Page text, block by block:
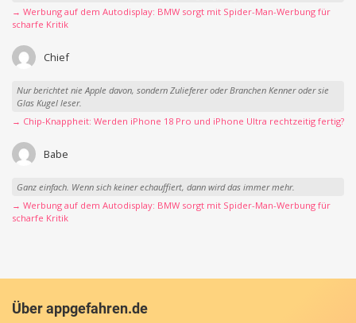
→ Werbung auf dem Autodisplay: BMW sorgt mit Spider-Man-Werbung für
scharfe Kritik
Chief
Nur berichtet nie Apple davon, sondern Zulieferer oder Branchen Kenner oder sie
Glas Kugel leser.
→ Chip-Knappheit: Werden iPhone 18 Pro und iPhone Ultra rechtzeitig fertig?
Babe
Ganz einfach. Wenn sich keiner echauffiert, dann wird das immer mehr.
→ Werbung auf dem Autodisplay: BMW sorgt mit Spider-Man-Werbung für
scharfe Kritik
Über appgefahren.de